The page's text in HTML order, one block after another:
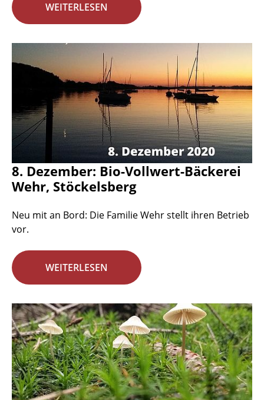
WEITERLESEN
8. Dezember: Bio-Vollwert-Bäckerei
Wehr, Stöckelsberg
Neu mit an Bord: Die Familie Wehr stellt ihren Betrieb
vor.
WEITERLESEN